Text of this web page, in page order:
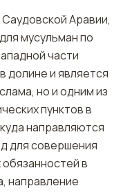
Аравии,
мусульман по
части
долине и является
но и одним из
пунктов в
направляются
для совершения
в
направление